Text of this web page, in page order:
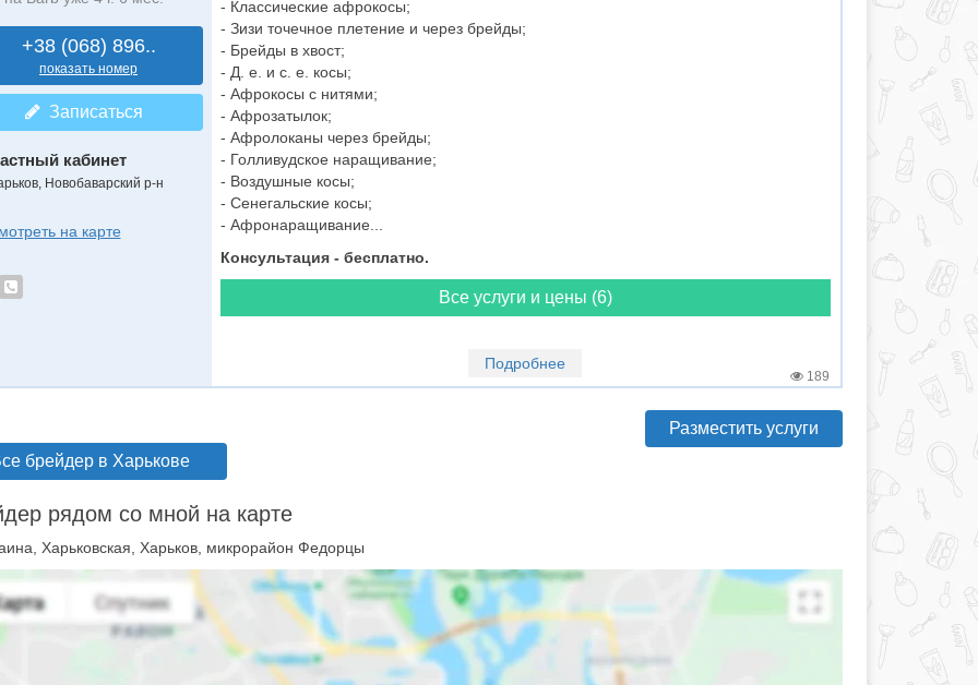
+38 (068) 896..
показать номер
Записаться
кабинет
Новобаварский р-н
на карте
- Классические афрокосы;
- Зизи точечное плетение и через брейды;
- Брейды в хвост;
- Д. е. и с. е. косы;
- Афрокосы с нитями;
- Афрозатылок;
- Афролоканы через брейды;
- Голливудское наращивание;
- Воздушные косы;
- Сенегальские косы;
- Афронаращивание...
Консультация - бесплатно.
Все услуги и цены (6)
Подробнее
189
брейдер в Харькове
Разместить услуги
рядом со мной на карте
Харьковская, Харьков, микрорайон Федорцы